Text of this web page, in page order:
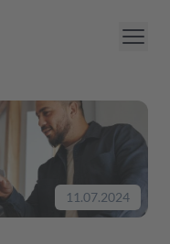
11.07.2024